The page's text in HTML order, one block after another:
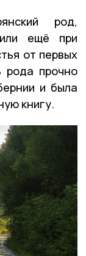
род,
ещё при
от первых
рода прочно
и была
книгу.